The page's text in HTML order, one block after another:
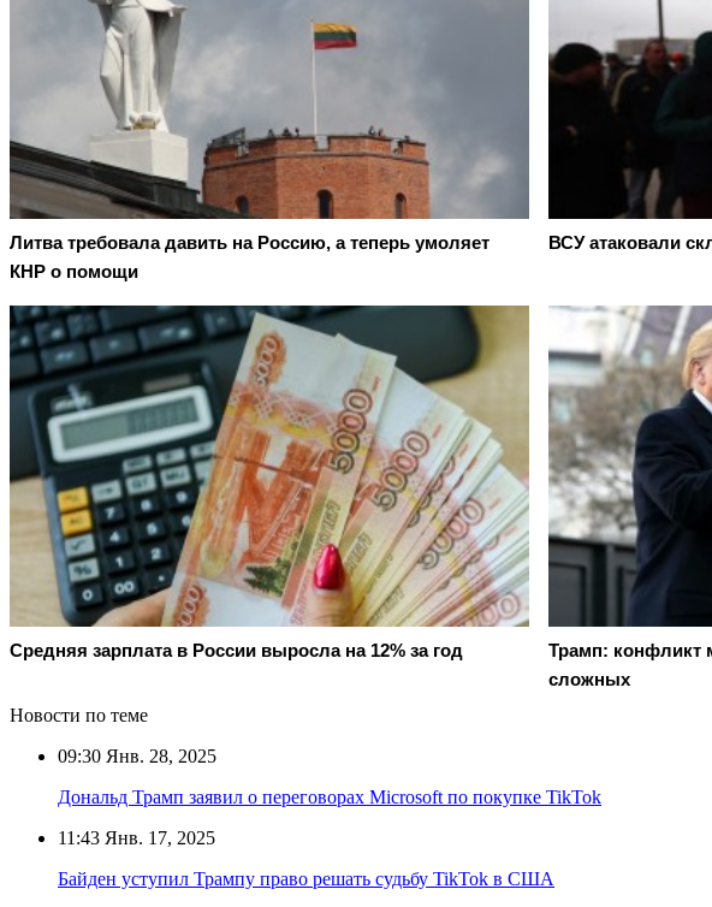
Литва требовала давить на Россию, а теперь умоляет
КНР о помощи
ВСУ атаковали
Средняя зарплата в России выросла на 12% за год
Трамп: конфликт
сложных
Новости по теме
09:30 Янв. 28, 2025
Дональд Трамп заявил о переговорах Microsoft по покупке TikTok
11:43 Янв. 17, 2025
Байден уступил Трампу право решать судьбу TikTok в США